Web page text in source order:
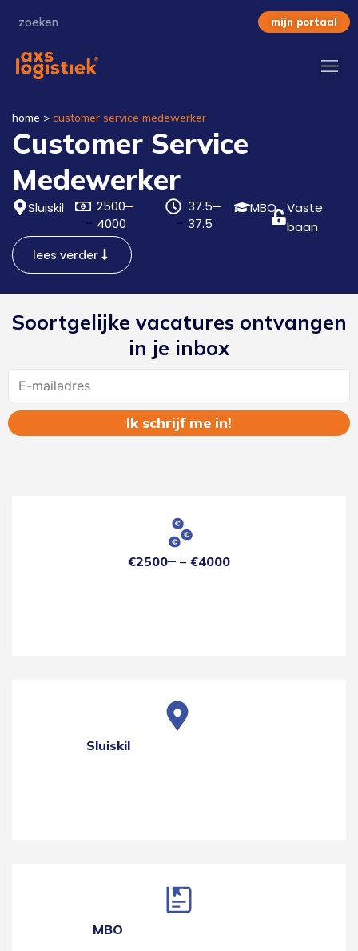
mijn portaal
home > customer service medewerker
Customer Service
Medewerker
Sluiskil
2500
4000
37.5
37.5
MBO
Vaste
baan
lees verder
Soortgelijke vacatures ontvangen
in je inbox
€2500 €4000
Sluiskil
MBO